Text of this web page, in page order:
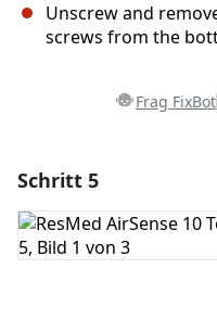
Unscrew and
screws from the
Frag FixBot
Kommentar
Schritt 5